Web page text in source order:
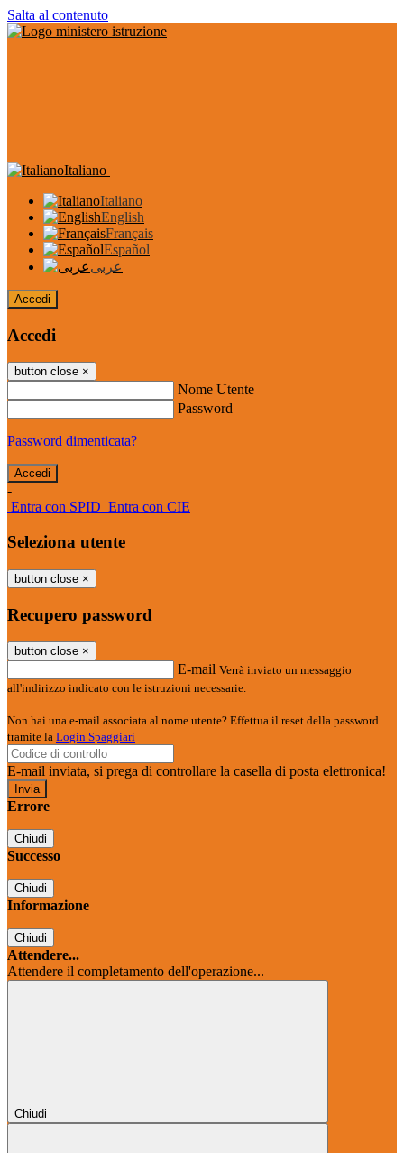
Salta al contenuto
Italiano
Italiano
English
Français
Español
عربى
Accedi
Accedi
button close ×
Nome Utente
Password
Password dimenticata?
-
Entra con SPID Entra con CIE
Seleziona utente
button close ×
Recupero password
button close ×
E-mail Verrà inviato un messaggio
all'indirizzo indicato con le istruzioni necessarie.
Non hai una e-mail associata al nome utente? Effettua il reset della password
tramite la Login Spaggiari
E-mail inviata, si prega di controllare la casella di posta elettronica!
Errore
Chiudi
Successo
Chiudi
Informazione
Chiudi
Attendere...
Attendere il completamento dell'operazione...
Chiudi